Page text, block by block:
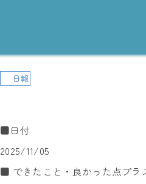
日報
■日付
2025/11/05
■ できたこと・良かった点プラ